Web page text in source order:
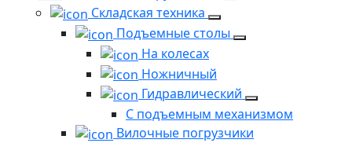
Складская техника
Подъемные столы
На колесах
Ножничный
Гидравлический
С подъемным механизмом
Вилочные погрузчики